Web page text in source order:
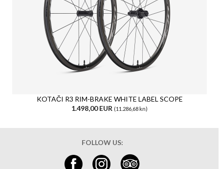
KOTAČI R3 RIM-BRAKE WHITE LABEL SCOPE
1.498,00 EUR (11.286,68 kn)
FOLLOW US: